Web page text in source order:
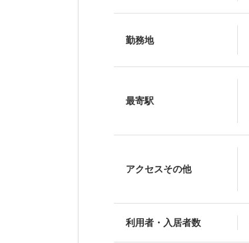
勤務地
最寄駅
アクセスその他
利用者・入居者数